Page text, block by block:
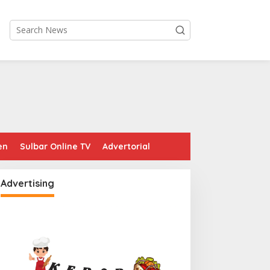
Sulbar Online TV Advertorial
Advertising